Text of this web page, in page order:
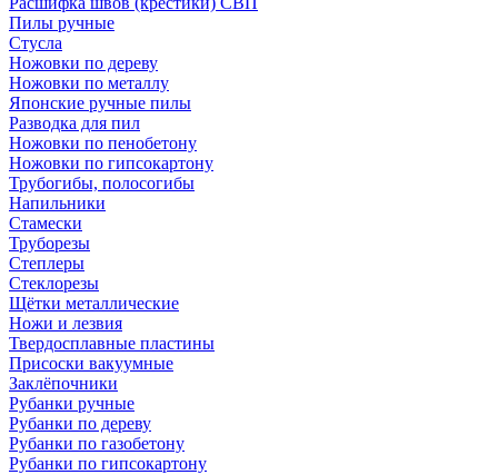
Пилы ручные
Стусла
Ножовки по дереву
Ножовки по металлу
Японские ручные пилы
Разводка для пил
Ножовки по пенобетону
Ножовки по гипсокартону
Трубогибы, полосогибы
Напильники
Стамески
Труборезы
Степлеры
Стеклорезы
Щётки металлические
Ножи и лезвия
Твердосплавные пластины
Присоски вакуумные
Заклёпочники
Рубанки ручные
Рубанки по дереву
Рубанки по газобетону
Рубанки по гипсокартону